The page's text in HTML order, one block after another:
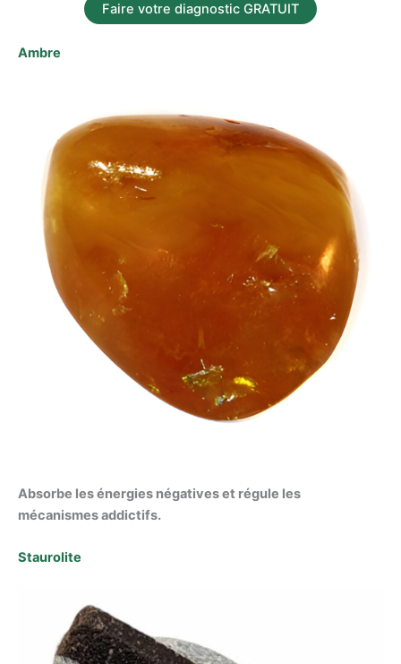
Faire votre diagnostic GRATUIT
Ambre
Absorbe les énergies négatives et régule les
mécanismes addictifs.
Staurolite